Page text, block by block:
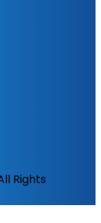
Rights